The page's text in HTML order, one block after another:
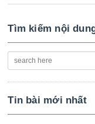
Tìm kiếm nội
Tin bài mới nhất